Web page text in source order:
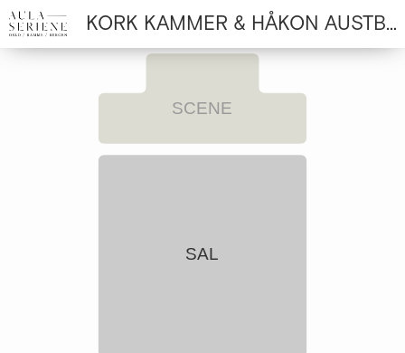
KORK KAMMER & HÅKON AUSTBØ: BRAHMS & MESSIAEN
SCENE
SAL